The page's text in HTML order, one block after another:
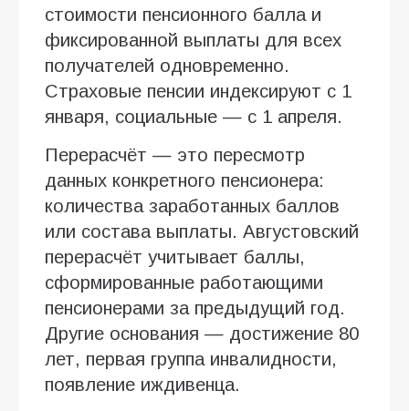
стоимости пенсионного балла и
фиксированной выплаты для всех
получателей одновременно.
Страховые пенсии индексируют с 1
января, социальные — с 1 апреля.
Перерасчёт — это пересмотр
данных конкретного пенсионера:
количества заработанных баллов
или состава выплаты. Августовский
перерасчёт учитывает баллы,
сформированные работающими
пенсионерами за предыдущий год.
Другие основания — достижение 80
лет, первая группа инвалидности,
появление иждивенца.